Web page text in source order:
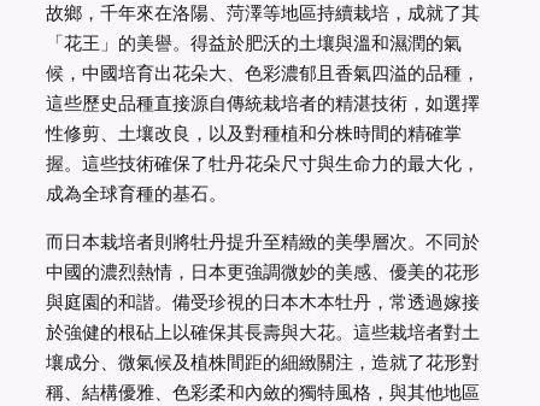
故鄉，千年來在洛陽、菏澤等地區持續栽培，成就了其
「花王」的美譽。得益於肥沃的土壤與溫和濕潤的氣
候，中國培育出花朵大、色彩濃郁且香氣四溢的品種，
這些歷史品種直接源自傳統栽培者的精湛技術，如選擇
性修剪、土壤改良，以及對種植和分株時間的精確掌
握。這些技術確保了牡丹花朵尺寸與生命力的最大化，
成為全球育種的基石。
而日本栽培者則將牡丹提升至精緻的美學層次。不同於
中國的濃烈熱情，日本更強調微妙的美感、優美的花形
與庭園的和諧。備受珍視的日本木本牡丹，常透過嫁接
於強健的根砧上以確保其長壽與大花。這些栽培者對土
壤成分、微氣候及植株間距的細緻關注，造就了花形對
稱、結構優雅、色彩柔和內斂的獨特風格，與其他地區